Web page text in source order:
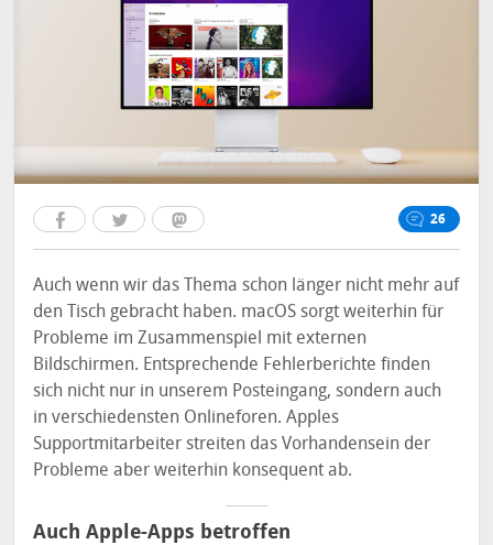
26
Auch wenn wir das Thema schon länger nicht mehr auf
den Tisch gebracht haben. macOS sorgt weiterhin für
Probleme im Zusammenspiel mit externen
Bildschirmen. Entsprechende Fehlerberichte finden
sich nicht nur in unserem Posteingang, sondern auch
in verschiedensten Onlineforen. Apples
Supportmitarbeiter streiten das Vorhandensein der
Probleme aber weiterhin konsequent ab.
Auch Apple-Apps betroffen